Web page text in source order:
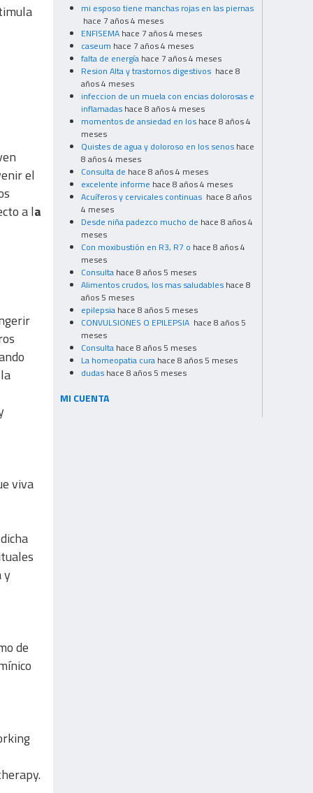
el
a la
viva
y
de
mi esposo tiene manchas rojas en las piernas
hace 7 años 4 meses
ENFISEMA hace 7 años 4 meses
caseum hace 7 años 4 meses
falta de energía hace 7 años 4 meses
Resion Alta y trastornos digestivos hace 8
años 4 meses
infeccion de un muela con encias dolorosas e
inflamadas hace 8 años 4 meses
momentos de ansiedad en los hace 8 años 4
meses
Quistes de agua y doloroso en los senos hace
8 años 4 meses
Consulta de hace 8 años 4 meses
excelente informe hace 8 años 4 meses
Acuíferos y cervicales continuas hace 8 años
4 meses
Desde niña padezco mucho de hace 8 años 4
meses
Con moxibustión en R3, R7 o hace 8 años 4
meses
Consulta hace 8 años 5 meses
Alimentos crudos, los mas saludables hace 8
años 5 meses
epilepsia hace 8 años 5 meses
CONVULSIONES O EPILEPSIA hace 8 años 5
meses
Consulta hace 8 años 5 meses
La homeopatia cura hace 8 años 5 meses
dudas hace 8 años 5 meses
MI CUENTA